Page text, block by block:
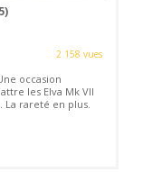
2 158 vues
occasion
les Elva Mk VII
rareté en plus.